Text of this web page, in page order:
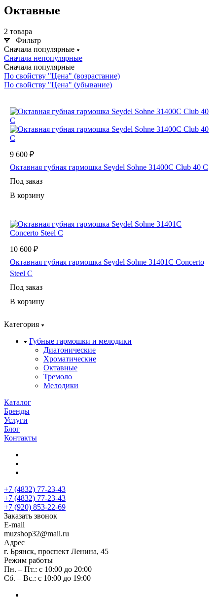
Октавные
2 товара
Фильтр
Сначала популярные
Сначала непопулярные
Сначала популярные
По свойству "Цена" (возрастание)
По свойству "Цена" (убывание)
9 600 ₽
Октавная губная гармошка Seydel Sohne 31400C Club 40 C
Под заказ
В корзину
10 600 ₽
Октавная губная гармошка Seydel Sohne 31401C Concerto
Steel C
Под заказ
В корзину
Категория
Губные гармошки и мелодики
Диатонические
Хроматические
Октавные
Тремоло
Мелодики
Каталог
Бренды
Услуги
Блог
Контакты
+7 (4832) 77-23-43
+7 (4832) 77-23-43
+7 (920) 853-22-69
Заказать звонок
E-mail
muzshop32@mail.ru
Адрес
г. Брянск, проспект Ленина, 45
Режим работы
Пн. – Пт.: с 10:00 до 20:00
Сб. – Вс.: с 10:00 до 19:00